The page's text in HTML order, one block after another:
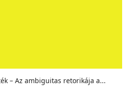
– Az ambiguitas retorikája a...